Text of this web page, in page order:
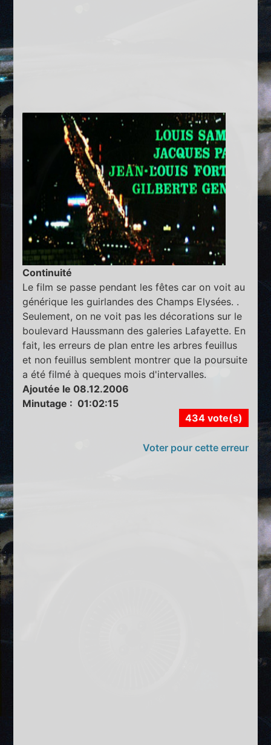
Continuité
Le film se passe pendant les fêtes car on voit au
générique les guirlandes des Champs Elysées. .
Seulement, on ne voit pas les décorations sur le
boulevard Haussmann des galeries Lafayette. En
fait, les erreurs de plan entre les arbres feuillus
et non feuillus semblent montrer que la poursuite
a été filmé à queques mois d'intervalles.
Ajoutée le 08.12.2006
Minutage : 01:02:15
434 vote(s)
Voter pour cette erreur